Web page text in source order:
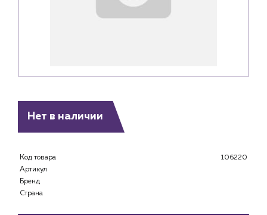
Нет в наличии
Код товара
106220
Артикул
Бренд
Страна